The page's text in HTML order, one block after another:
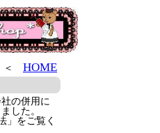
＜ HOME
の併用に
した。
」をご覧く